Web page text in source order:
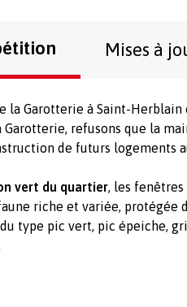
Mises à
la Garotterie à Saint-Herblain
Garotterie, refusons que la
de futurs logements
vert du quartier, les fenêtres
riche et variée, protégée
type pic vert, pic épeiche,